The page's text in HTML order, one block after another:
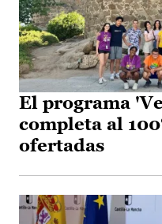
El programa
completa al
ofertadas